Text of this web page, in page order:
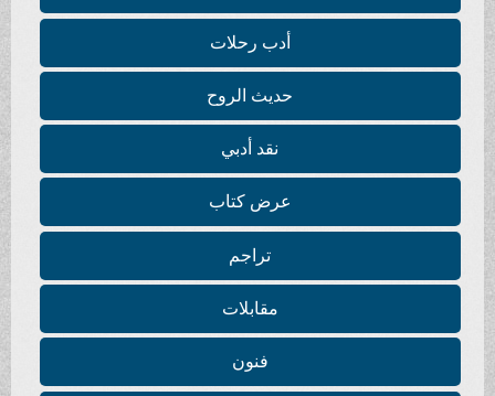
أدب رحلات
حديث الروح
نقد أدبي
عرض كتاب
تراجم
مقابلات
فنون